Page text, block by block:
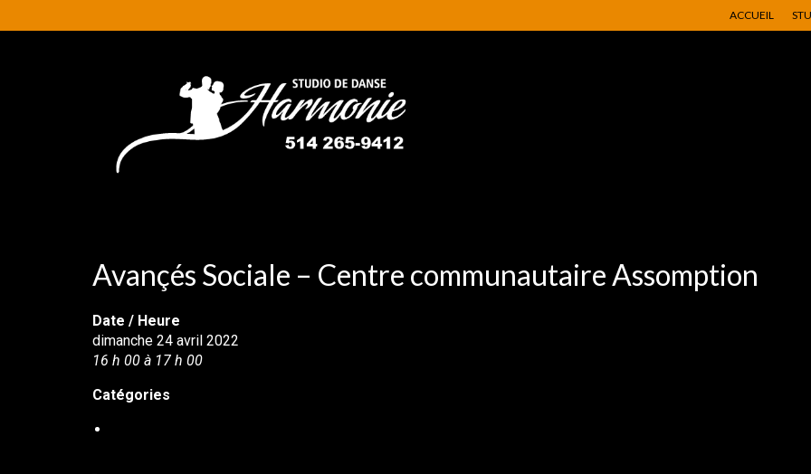
ACCUEIL
Avançés Sociale – Centre communautaire Assomption
Date / Heure
dimanche 24 avril 2022
16 h 00 à 17 h 00
Catégories